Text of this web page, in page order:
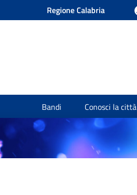
Regione Calabria
Bandi Conosci la città